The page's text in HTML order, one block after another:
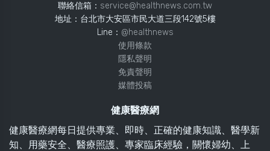
聯絡信箱： service@healthnews.com.tw
地址：台北市大安區市民大道三段142號5樓
Line： @healthnews
使用條款
隱私聲明
免責聲明
媒體投稿
健康醫療網
健康醫療網每日提供專業、即時、正確的健康知識、醫學新
知、用藥安全、醫療照護、專家臨床經驗，關懷婦幼、上